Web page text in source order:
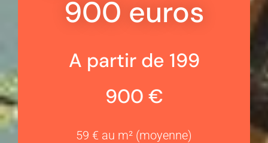
900 euros
A partir de 199
900 €
59 € au m² (moyenne)